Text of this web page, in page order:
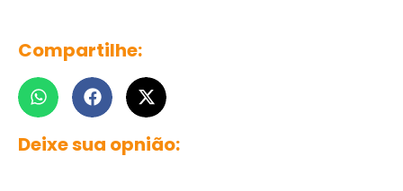
Compartilhe:
Deixe sua opnião: